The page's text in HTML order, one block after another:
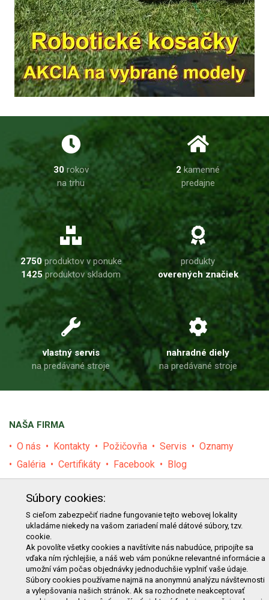
30rokov
na trhu
2 kamenné
predajne
2750produktov v ponuke
1425produktov skladom
produkty
overených značiek
vlastný servis
na predávané stroje
nahradné diely
na predávané stroje
NAŠA FIRMA
O nás Kontakty Požičovňa Servis
Oznamy
Galéria
Certifikáty Facebook Blog
E-shop Akcie Darčekové poukážky
Katalógy
Zľavy
Novinky Predávané značky
Bazár
Výzvy pre obce a firmy
NAKUPOVANIE
Obchodné podmienky Cenník prepravy
Súbory cookies:
S cieľom zabezpečiť riadne fungovanie tejto webovej lokality
ukladáme niekedy na vašom zariadení malé dátové súbory, tzv.
cookie.
Ak povolíte všetky cookies a navštívite nás nabudúce, pripojíte sa
vďaka ním rýchlejšie, a náš web vám ponúkne relevantné informácie a
umožní vám počas objednávky jednoduchšie vyplniť vaše údaje.
Súbory cookies používame najmä na anonymnú analýzu návštevnosti
a vylepšovania našich stránok. Ak sa rozhodnete neakceptovať